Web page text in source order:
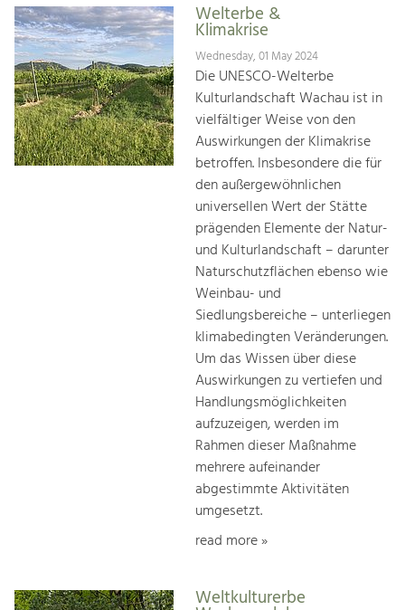
Welterbe &
Klimakrise
Wednesday, 01 May 2024
Die UNESCO-Welterbe
Kulturlandschaft Wachau ist in
vielfältiger Weise von den
Auswirkungen der Klimakrise
betroffen. Insbesondere die für
den außergewöhnlichen
universellen Wert der Stätte
prägenden Elemente der Natur-
und Kulturlandschaft – darunter
Naturschutzflächen ebenso wie
Weinbau- und
Siedlungsbereiche – unterliegen
klimabedingten Veränderungen.
Um das Wissen über diese
Auswirkungen zu vertiefen und
Handlungsmöglichkeiten
aufzuzeigen, werden im
Rahmen dieser Maßnahme
mehrere aufeinander
abgestimmte Aktivitäten
umgesetzt.
read more »
Weltkulturerbe